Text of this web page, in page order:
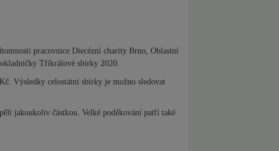
pracovnice Diecézní charity Brno, Oblastní
Tříkrálové sbírky 2020.
Výsledky celostátní sbírky je možno sledovat
jakoukoliv částkou. Velké poděkování patří také